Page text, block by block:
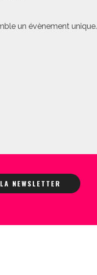
un évènement unique.
NEWSLETTER